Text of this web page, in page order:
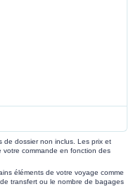
de dossier non inclus. Les prix et
commande en fonction des
éléments de votre voyage comme
transfert ou le nombre de bagages